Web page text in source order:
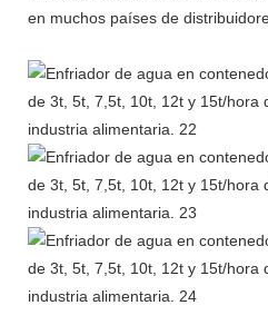
en muchos países de